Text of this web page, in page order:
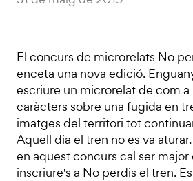
El concurs de microrelats No
enceta una nova edició.
escriure un microrelat de com
caràcters sobre una fugida en
imatges del territori tot
Aquell dia el tren no es va
en aquest concurs cal ser major
inscriure's a No perdis el tren.